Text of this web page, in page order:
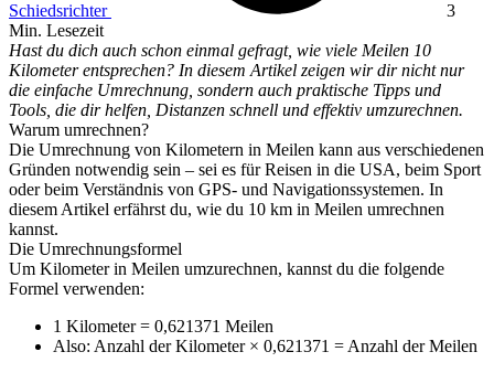
Schiedsrichter
3
Min. Lesezeit
Hast du dich auch schon einmal gefragt, wie viele Meilen 10
Kilometer entsprechen? In diesem Artikel zeigen wir dir nicht nur
die einfache Umrechnung, sondern auch praktische Tipps und
Tools, die dir helfen, Distanzen schnell und effektiv umzurechnen.
Warum umrechnen?
Die Umrechnung von Kilometern in Meilen kann aus verschiedenen
Gründen notwendig sein – sei es für Reisen in die USA, beim Sport
oder beim Verständnis von GPS- und Navigationssystemen. In
diesem Artikel erfährst du, wie du 10 km in Meilen umrechnen
kannst.
Die Umrechnungsformel
Um Kilometer in Meilen umzurechnen, kannst du die folgende
Formel verwenden:
1 Kilometer = 0,621371 Meilen
Also: Anzahl der Kilometer × 0,621371 = Anzahl der Meilen